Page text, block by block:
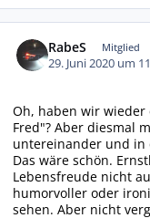
RabeS Mitglied
29. Juni 2020 um
Oh, haben wir wieder
Fred"? Aber diesmal
untereinander und in
Das wäre schön.
Lebensfreude nicht
humorvoller oder
sehen. Aber nicht